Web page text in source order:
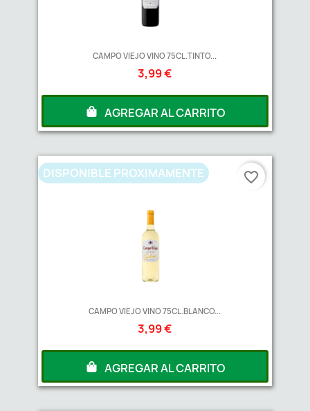
CAMPO VIEJO VINO 75CL.TINTO...
3,99 €
AGREGAR AL CARRITO
CAMPO VIEJO VINO 75CL.BLANCO...
3,99 €
DISPONIBLE PROXIMAMENTE
AGREGAR AL CARRITO
favorite_border